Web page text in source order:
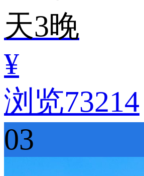
天3晚
¥
浏览73214
03